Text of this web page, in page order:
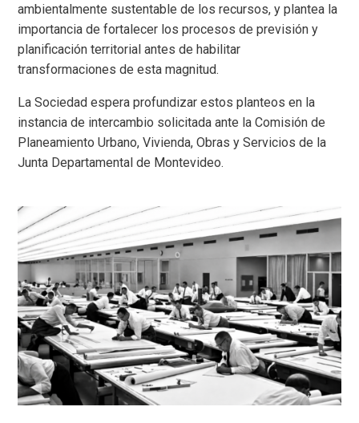
ambientalmente sustentable de los recursos, y plantea la
importancia de fortalecer los procesos de previsión y
planificación territorial antes de habilitar
transformaciones de esta magnitud.
La Sociedad espera profundizar estos planteos en la
instancia de intercambio solicitada ante la Comisión de
Planeamiento Urbano, Vivienda, Obras y Servicios de la
Junta Departamental de Montevideo.